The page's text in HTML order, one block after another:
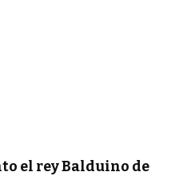
el rey Balduino de